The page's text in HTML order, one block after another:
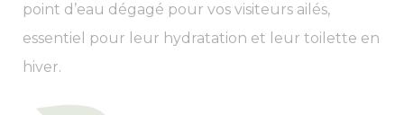
point d’eau dégagé pour vos visiteurs ailés,
essentiel pour leur hydratation et leur toilette en
hiver.